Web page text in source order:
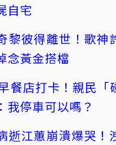
自宅
黎彼得離世！歌神
念黃金搭檔
餐店打卡！親民「
我停車可以嗎？
逝江蕙崩潰爆哭！